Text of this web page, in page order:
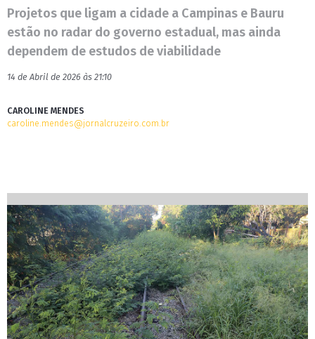
Projetos que ligam a cidade a Campinas e Bauru
estão no radar do governo estadual, mas ainda
dependem de estudos de viabilidade
14 de Abril de 2026 às 21:10
CAROLINE MENDES
caroline.mendes@jornalcruzeiro.com.br